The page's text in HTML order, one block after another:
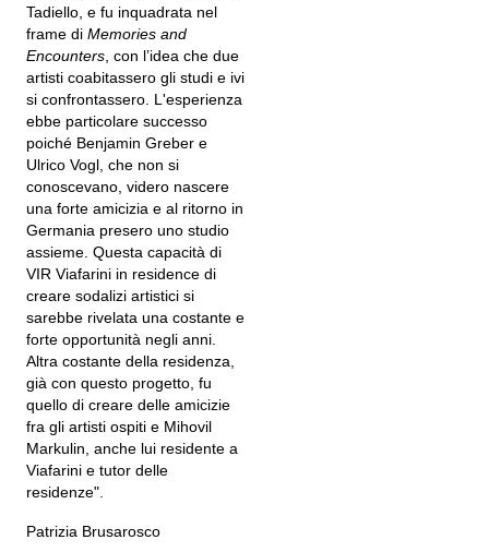
Tadiello, e fu inquadrata nel
frame di Memories and
Encounters , con l’idea che due
artisti coabitassero gli studi e ivi
si confrontassero. L'esperienza
ebbe particolare successo
poiché Benjamin Greber e
Ulrico Vogl, che non si
conoscevano, videro nascere
una forte amicizia e al ritorno in
Germania presero uno studio
assieme. Questa capacità di
VIR Viafarini in residence di
creare sodalizi artistici si
sarebbe rivelata una costante e
forte opportunità negli anni.
Altra costante della residenza,
già con questo progetto, fu
quello di creare delle amicizie
fra gli artisti ospiti e Mihovil
Markulin, anche lui residente a
Viafarini e tutor delle
residenze".
Patrizia Brusarosco